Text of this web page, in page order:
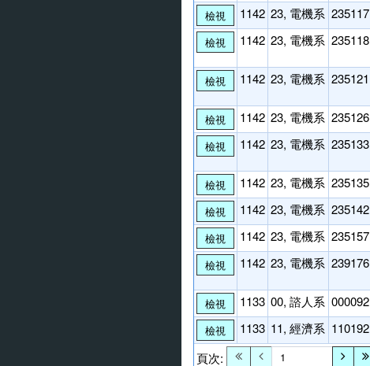
檢視 1142 23, 電機系 235117
檢視 1142 23, 電機系 235118
檢視 1142 23, 電機系 235121
檢視 1142 23, 電機系 235126
檢視 1142 23, 電機系 235133
檢視 1142 23, 電機系 235135
檢視 1142 23, 電機系 235142
檢視 1142 23, 電機系 235157
檢視 1142 23, 電機系 239176
檢視 1133 00, 諮人系 000092
檢視 1133 11, 經濟系 110192
頁次: